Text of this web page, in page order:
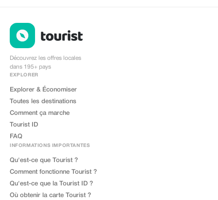
Découvrez les offres locales
dans 195+ pays
EXPLORER
Explorer & Économiser
Toutes les destinations
Comment ça marche
Tourist ID
FAQ
INFORMATIONS IMPORTANTES
Qu'est-ce que Tourist ?
Comment fonctionne Tourist ?
Qu'est-ce que la Tourist ID ?
Où obtenir la carte Tourist ?